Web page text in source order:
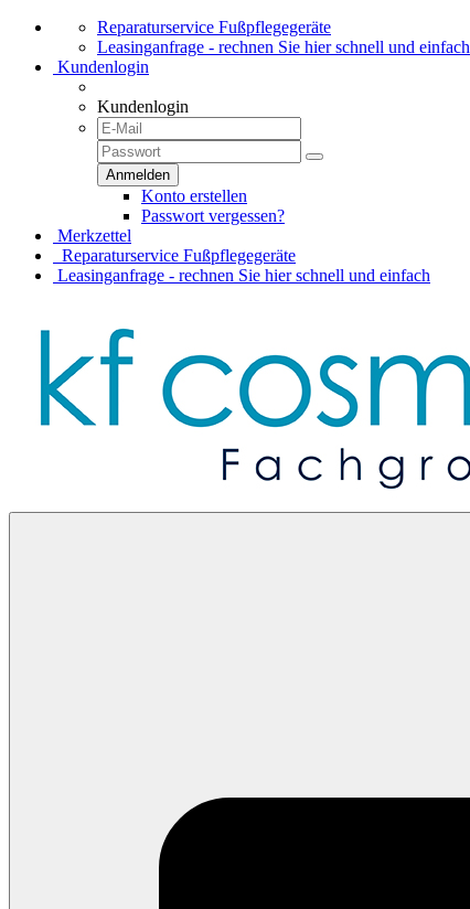
Reparaturservice Fußpflegegeräte
Leasinganfrage - rechnen Sie hier schnell und einfach
Kundenlogin
Kundenlogin
Konto erstellen
Passwort vergessen?
Merkzettel
Reparaturservice Fußpflegegeräte
Leasinganfrage - rechnen Sie hier schnell und einfach